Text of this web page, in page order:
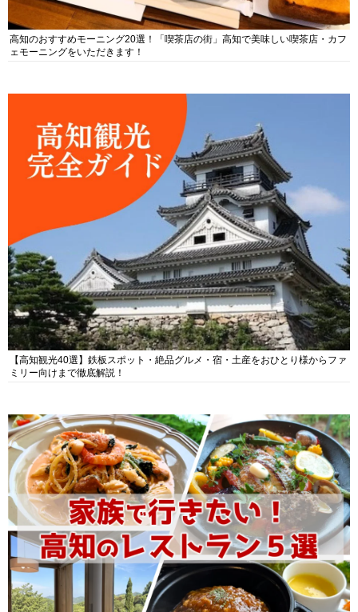
高知のおすすめモーニング20選！「喫茶店の街」高知で美味しい喫茶店・カフ
ェモーニングをいただきます！
【高知観光40選】鉄板スポット・絶品グルメ・宿・土産をおひとり様からファ
ミリー向けまで徹底解説！